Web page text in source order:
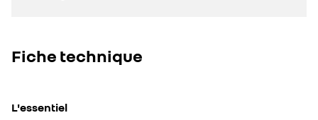
Fiche technique
L'essentiel